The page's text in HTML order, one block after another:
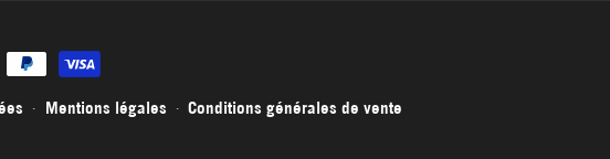
Mentions légales Conditions générales de vente